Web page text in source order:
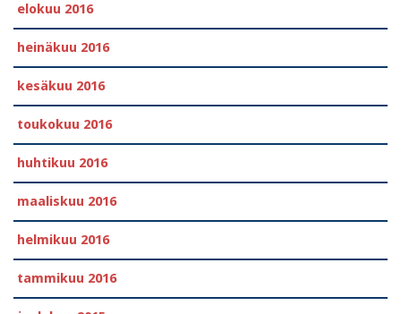
elokuu 2016
heinäkuu 2016
kesäkuu 2016
toukokuu 2016
huhtikuu 2016
maaliskuu 2016
helmikuu 2016
tammikuu 2016